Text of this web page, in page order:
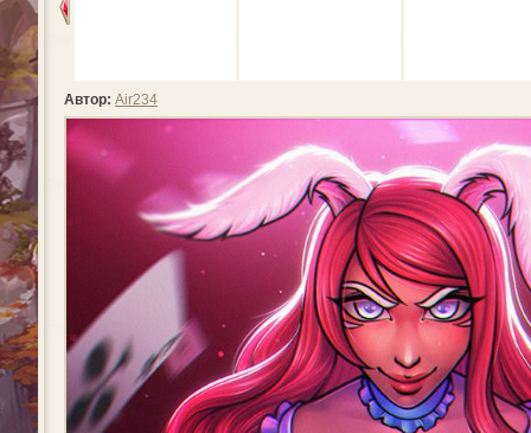
Автор: Air234